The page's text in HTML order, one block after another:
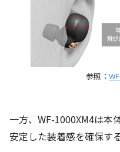
参照：
一方、WF-1000XM4は本
安定した装着感を確保す